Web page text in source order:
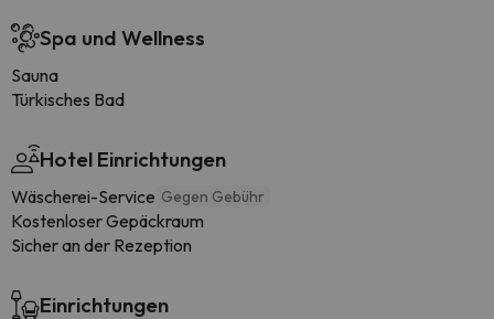
Spa und Wellness
Sauna
Türkisches Bad
Hotel Einrichtungen
Wäscherei-Service Gegen Gebühr
Kostenloser Gepäckraum
Sicher an der Rezeption
Einrichtungen